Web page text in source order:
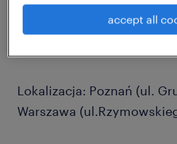
kierunków
którzy chcą rozwijać
Lokalizacja: Poznań (ul.
Warszawa
accept all